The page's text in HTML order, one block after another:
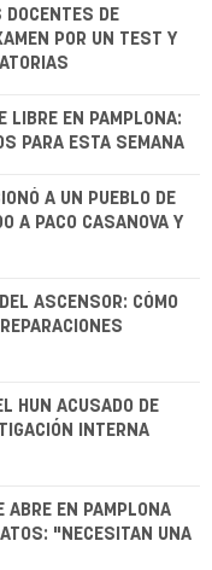
DOCENTES DE
POR UN TEST Y
LIBRE EN PAMPLONA:
PARA ESTA SEMANA
A UN PUEBLO DE
A PACO CASANOVA Y
ASCENSOR: CÓMO
HUN ACUSADO DE
INTERNA
ABRE EN PAMPLONA
"NECESITAN UNA